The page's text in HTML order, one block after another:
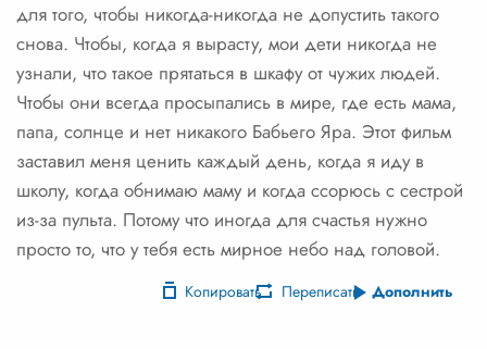
для того, чтобы никогда-никогда не допустить такого
снова. Чтобы, когда я вырасту, мои дети никогда не
узнали, что такое прятаться в шкафу от чужих людей.
Чтобы они всегда просыпались в мире, где есть мама,
папа, солнце и нет никакого Бабьего Яра. Этот фильм
заставил меня ценить каждый день, когда я иду в
школу, когда обнимаю маму и когда ссорюсь с сестрой
из-за пульта. Потому что иногда для счастья нужно
просто то, что у тебя есть мирное небо над головой.
Копировать Переписать Дополнить